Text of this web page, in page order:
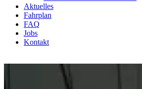
Aktuelles
Fahrplan
FAQ
Jobs
Kontakt